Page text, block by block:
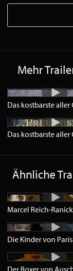
Mehr
Das kostbarste aller
Das kostbarste aller
Ähnliche
Die Kinder von Paris
Der Boxer von